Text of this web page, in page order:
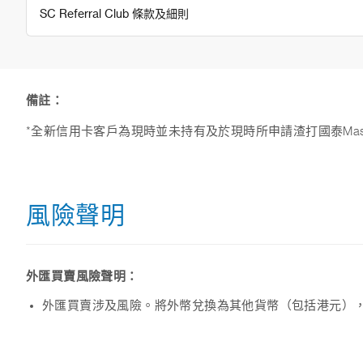
SC Referral Club 條款及細則
備註：
*全新信用卡客戶為現時並未持有及於現時所申請渣打國泰
風險聲明
外匯買賣風險聲明：
外匯買賣涉及風險。將外幣兌換為其他貨幣（包括港元